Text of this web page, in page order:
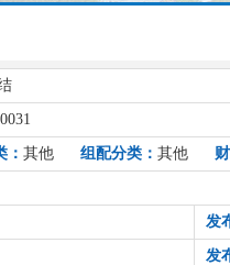
： 其他 组配分类： 其他
发
发